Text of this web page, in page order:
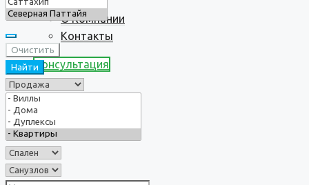
О Компании
Контакты
Консультация
Очистить
Найти